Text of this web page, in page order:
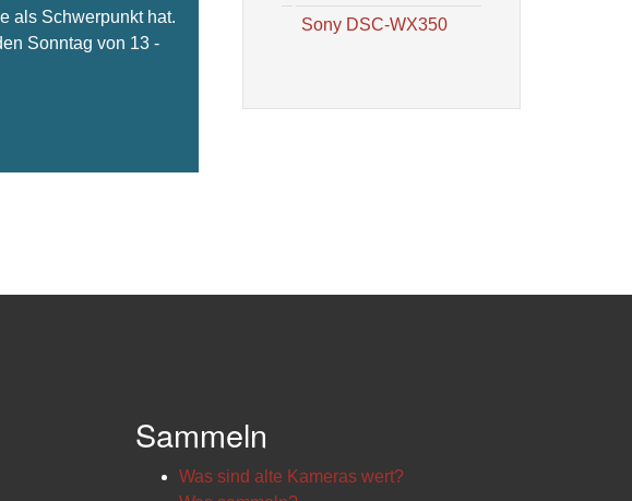
als Schwerpunkt hat.
Sonntag von 13 -
Sony DSC-WX350
Sammeln
Was sind alte Kameras wert?